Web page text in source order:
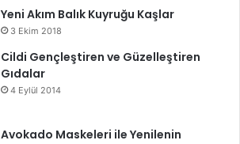
Yeni Akım Balık Kuyruğu Kaşlar
3 Ekim 2018
Cildi Gençleştiren ve Güzelleştiren
Gıdalar
4 Eylül 2014
Avokado Maskeleri ile Yenilenin